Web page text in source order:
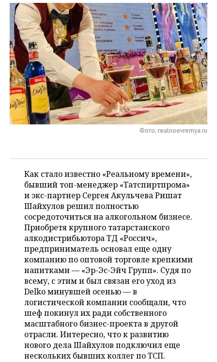
КОМУ ПРИНАДЛЕЖАТ
ТОРГОВЫЕ ЦЕНТРЫ
ТАТАРСТАНА
БЮДЖЕТ
ИНВЕСТИЦИИ
МАШИНОСТРОЕНИЕ
НЕФТЕХИМИЯ
НЕФТЬ
ОПК
ЭНЕРГЕТИКА
НОВОСТИ АВТО
БИЗНЕС
НОВОСТИ БИЗНЕСА
РОЗНИЧНАЯ ТОРГОВЛЯ
ТРАНСПОРТ
УСЛУГИ
ТЕХНОЛОГИИ
НОВОСТИ ТЕХНОЛОГИЙ
IT
МЕДИА
ТЕЛЕКОММУНИКАЦИИ
МЕРОПРИЯТИЯ
НОВОСТИ МЕРОПРИЯТИЙ
ВЫЕЗДНАЯ РЕДАКЦИЯ
БИЗНЕС-БРАНЧИ
ОТКРЫТАЯ ЛЕКЦИЯ
СПОРТ
НОВОСТИ СПОРТА
ФУТБОЛ
БАСКЕТБОЛ
ВОЛЕЙБОЛ
КИБЕРСПОРТ
ФИГУРНОЕ КАТАНИЕ
ВОДНЫЕ ВИДЫ СПОРТА
ХОККЕЙ С МЯЧОМ
ОБЩЕСТВО
НОВОСТИ ОБЩЕСТВА
ИНФРАСТРУКТУРА
ИСТОРИЯ
КУЛЬТУРА
МЕДИЦИНА
ОБРАЗОВАНИЕ
ПРОИСШЕСТВИЯ
ФОТОГАЛЕРЕЯ
СПИСОК ПЕРСОН
СПИСОК КОМПАНИЙ
ПОЛНАЯ ВЕРСИЯ
Фото: realnoevremya.ru
Как стало известно «Реальному времени»,
бывший топ-менеджер «Татспиртпрома»
и экс-партнер Сергея Акульчева Ришат
Шайхулов решил полностью
сосредоточиться на алкогольном бизнесе.
Приобретя крупного татарстанского
алкодистрибьютора ТД «Россич»,
предприниматель основал еще одну
компанию по оптовой торговле крепкими
напитками — «Эр-Эс-Эйч Групп». Судя по
всему, с этим и был связан его уход из
Delko минувшей осенью — в
логистической компании сообщали, что
шеф покинул их ради собственного
масштабного бизнес-проекта в другой
отрасли. Интересно, что к развитию
нового дела Шайхулов подключил еще
нескольких бывших коллег по ТСП.